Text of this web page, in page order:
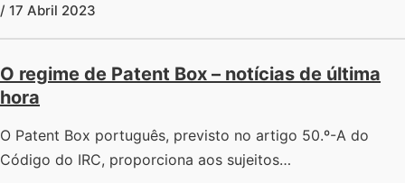
/ 17 Abril 2023
O regime de Patent Box – notícias de última
hora
O Patent Box português, previsto no artigo 50.º-A do
Código do IRC, proporciona aos sujeitos…